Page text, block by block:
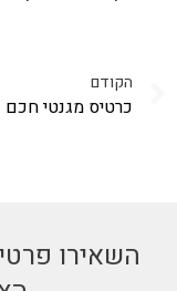
הקודם
כרטיס מגנטי חכם
השאירו